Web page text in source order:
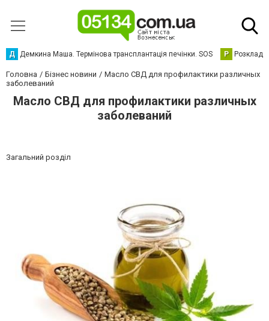
Д Демкина Маша. Термінова трансплантація печінки. SOS Р Розклад
Головна Бізнес новини
Масло СВД для профилактики различных
заболеваний
Масло СВД для профилактики различных
заболеваний
Загальний розділ